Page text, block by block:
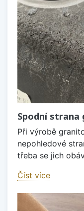
Spodní strana
Při výrobě
nepohledové
třeba se jich
Číst více